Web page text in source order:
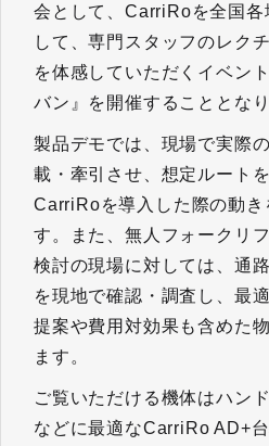
会として、CarriRoを全国各
して、専門スタッフのレク
を体感していただくイベン
バン』を開催することとなり
製品デモでは、現場で実際
載・牽引させ、想定ルート
CarriRoを導入した際の動き
す。また、無人フォークリ
検討の現場に対しては、通
を現地で確認・調査し、最
提案や費用対効果も含めた
ます。
ご覧いただける機体はハン
などに最適なCarriRo AD+